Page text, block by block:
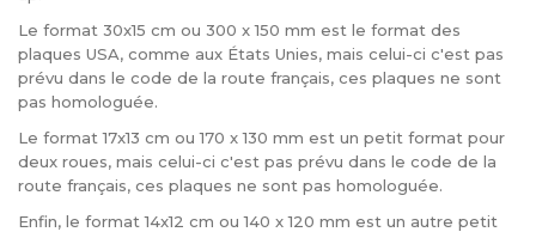
Le format 30x15 cm ou 300 x 150 mm est le format des
plaques USA, comme aux États Unies, mais celui-ci c'est pas
prévu dans le code de la route français, ces plaques ne sont
pas homologuée.
Le format 17x13 cm ou 170 x 130 mm est un petit format pour
deux roues, mais celui-ci c'est pas prévu dans le code de la
route français, ces plaques ne sont pas homologuée.
Enfin, le format 14x12 cm ou 140 x 120 mm est un autre petit